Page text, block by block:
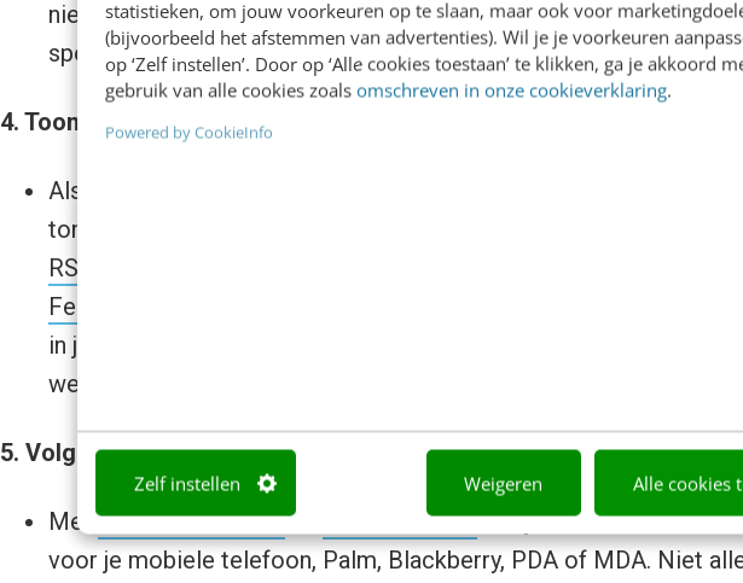
statistieken, om jouw voorkeuren op te slaan, maar ook voor
(bijvoorbeeld het afstemmen van advertenties). Wil je je voorkeuren
op ‘Zelf instellen’. Door op ‘Alle cookies toestaan’ te klikken, ga je akkoord
gebruik van alle cookies zoals omschreven in onze cookieverklaring.
Powered by CookieInfo
Zelf instellen Weigeren Alle cookies
nieuwe feed en je krijgt altijd als eerste het laatste sportnieuws en
sportnieuws..
4. Toon nieuws van anderen op je eigen website
Als de originele nieuwsbronnen het toestaan, dan kun je hun
tonen. Met RSS-conversie tools als
RSS2HTML.com
Feedcombine.co.uk
kun je een HTML- of JavaScript-versie
in je pagina opneemt. Anders gezegd: je kunt zo automatisch het
websites op je eigen weblog tonen.
5. Volg nieuws op je mobiele telefoon
MetPhoneFeeds.comen Litefeeds.comkun je elke RSS-feed
voor je mobiele telefoon, Palm, Blackberry, PDA of MDA. Niet